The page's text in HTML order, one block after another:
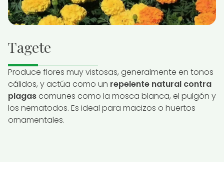
Tagete
Produce flores muy vistosas, generalmente en tonos
cálidos, y actúa como un repelente natural contra
plagascomunes como la mosca blanca, el pulgón y
los nematodos. Es ideal para macizos o huertos
ornamentales.